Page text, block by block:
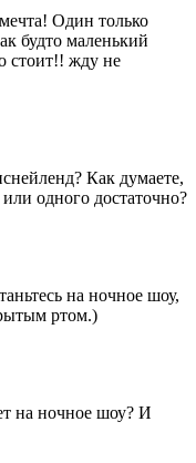
Один только
будто маленький
стоит!! жду не
Как думаете,
одного достаточно?
на ночное шоу,
ртом.)
на ночное шоу? И